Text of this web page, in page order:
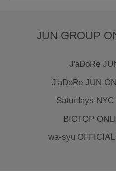
JUN GROUP
J'aDoRe
J'aDoRe JUN
Saturdays
BIOTOP
wa-syu